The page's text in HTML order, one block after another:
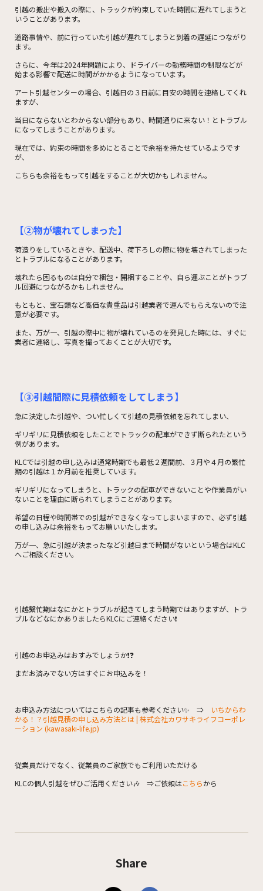
引越の搬出や搬入の際に、トラックが約束していた時間に遅れてしまうと
いうことがあります。
道路事情や、前に行っていた引越が遅れてしまうと到着の遅延につながり
ます。
さらに、今年は2024年問題により、ドライバーの勤務時間の制限などが
始まる影響で配送に時間がかかるようになっています。
アート引越センターの場合、引越日の３日前に目安の時間を連絡してくれ
ますが、
当日にならないとわからない部分もあり、時間通りに来ない！とトラブル
になってしまうことがあります。
現在では、約束の時間を多めにとることで余裕を持たせているようです
が、
こちらも余裕をもって引越をすることが大切かもしれません。
【②物が壊れてしまった】
荷造りをしているときや、配送中、荷下ろしの際に物を壊されてしまった
とトラブルになることがあります。
壊れたら困るものは自分で梱包・開梱することや、自ら運ぶことがトラブ
ル回避につながるかもしれません。
もともと、宝石類など高価な貴重品は引越業者で運んでもらえないので注
意が必要です。
また、万が一、引越の際中に物が壊れているのを発見した時には、すぐに
業者に連絡し、写真を撮っておくことが大切です。
【③引越間際に見積依頼をしてしまう】
急に決定した引越や、つい忙しくて引越の見積依頼を忘れてしまい、
ギリギリに見積依頼をしたことでトラックの配車ができず断られたという
例があります。
KLCでは引越の申し込みは通常時期でも最低２週間前、３月や４月の繁忙
期の引越は１か月前を推奨しています。
ギリギリになってしまうと、トラックの配車ができないことや作業員がい
ないことを理由に断られてしまうことがあります。
希望の日程や時間帯での引越ができなくなってしまいますので、必ず引越
の申し込みは余裕をもってお願いいたします。
万が一、急に引越が決まったなど引越日まで時間がないという場合はKLC
へご相談ください。
引越繫忙期はなにかとトラブルが起きてしまう時期ではありますが、トラ
ブルなどなにかありましたらKLCにご連絡ください❗
引越のお申込みはおすみでしょうか❗❓
まだお済みでない方はすぐにお申込みを！
お申込み方法についてはこちらの記事も参考ください✨ ⇒
いちからわ
かる！？引越見積の申し込み方法とは | 株式会社カワサキライフコーポレ
ーション (kawasaki-life.jp)
従業員だけでなく、従業員のご家族でもご利用いただける
KLCの個人引越をぜひご活用ください🎶 ⇒ご依頼はこちらから
Share